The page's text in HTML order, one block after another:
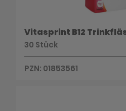
Vitasprint B12
30 Stück
PZN: 01853561